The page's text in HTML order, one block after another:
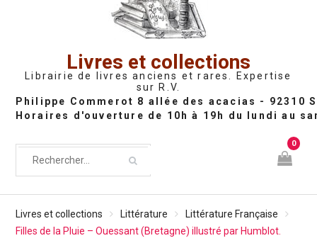
Livres et collections
Librairie de livres anciens et rares. Expertise
sur R.V.
0
Livres et collections Littérature
Littérature Française
Filles de la Pluie – Ouessant (Bretagne) illustré par Humblot.